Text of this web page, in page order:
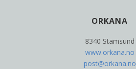
ORKANA
8340 Stamsund
www.orkana.no
post@orkana.no